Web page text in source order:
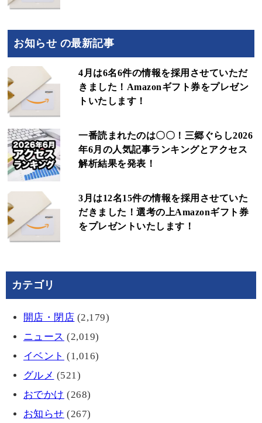
お知らせ の最新記事
4月は6名6件の情報を採用させていただ
きました！Amazonギフト券をプレゼン
トいたします！
一番読まれたのは〇〇！三郷ぐらし2026
年6月の人気記事ランキングとアクセス
解析結果を発表！
3月は12名15件の情報を採用させていた
だきました！選考の上Amazonギフト券
をプレゼントいたします！
カテゴリ
開店・閉店 (2,179)
ニュース (2,019)
イベント (1,016)
グルメ (521)
おでかけ (268)
お知らせ (267)